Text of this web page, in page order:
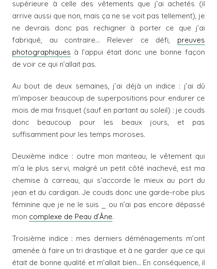
supérieure à celle des vêtements que j’ai achetés (il
arrive aussi que non, mais ça ne se voit pas tellement), je
ne devrais donc pas rechigner à porter ce que j’ai
fabriqué, au contraire… Relever ce défi, preuves
photographiques à l’appui était donc une bonne façon
de voir ce qui n’allait pas.
Au bout de deux semaines, j’ai déjà un indice : j’ai dû
m’imposer beaucoup de superpositions pour endurer ce
mois de mai frisquet (sauf en partant au soleil) : je couds
donc beaucoup pour les beaux jours, et pas
suffisamment pour les temps moroses.
Deuxième indice : outre mon manteau, le vêtement qui
m’a le plus servi, malgré un petit côté inachevé, est ma
chemise à carreau, qui s’accorde le mieux au port du
jean et du cardigan. Je couds donc une garde-robe plus
féminine que je ne le suis _ ou n’ai pas encore dépassé
mon complexe de Peau d’Âne.
Troisième indice : mes derniers déménagements m’ont
amenée à faire un tri drastique et à ne garder que ce qui
était de bonne qualité et m’allait bien… En conséquence, il